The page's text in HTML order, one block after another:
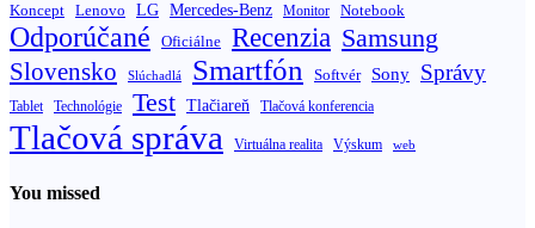
Koncept Lenovo LG Mercedes-Benz Monitor Notebook
Odporúčané Oficiálne Recenzia Samsung
Slovensko Slúchadlá Smartfón Softvér Sony Správy
Tablet Technológie Test Tlačiareň Tlačová konferencia
Tlačová správa Virtuálna realita Výskum web
You missed